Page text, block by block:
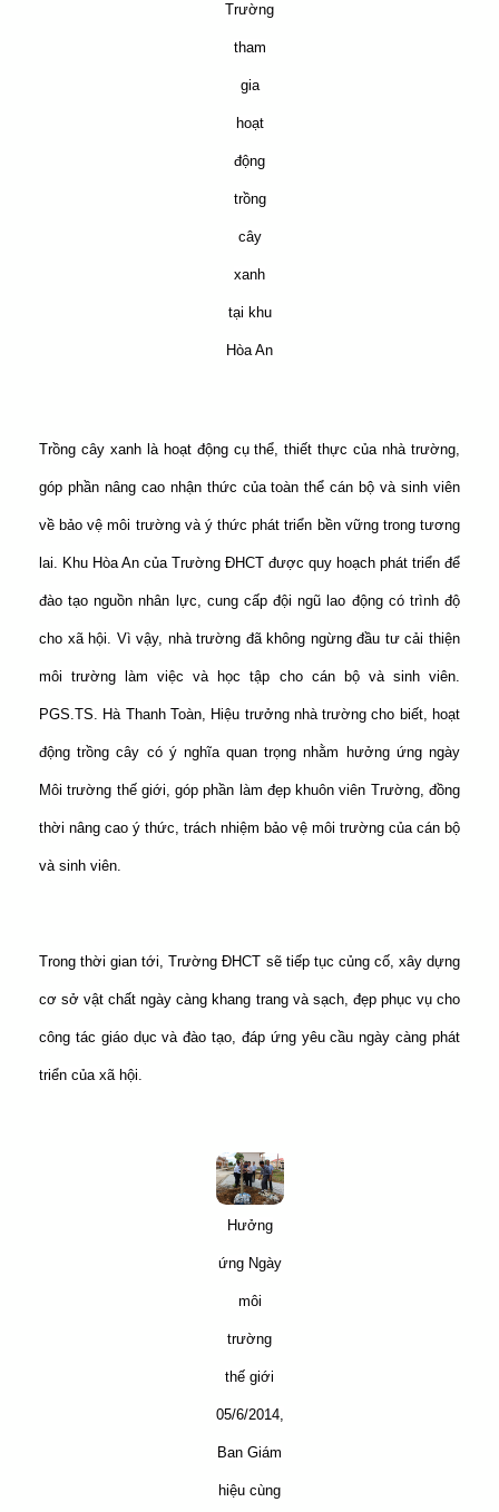
Trường
tham
gia
hoạt
động
trồng
cây
xanh
tại khu
Hòa An
Trồng cây xanh là hoạt động cụ thể, thiết thực của nhà trường,
góp phần nâng cao nhận thức của toàn thể cán bộ và sinh viên
về bảo vệ môi trường và ý thức phát triển bền vững trong tương
lai. Khu Hòa An của Trường ĐHCT được quy hoạch phát triển để
đào tạo nguồn nhân lực, cung cấp đội ngũ lao động có trình độ
cho xã hội. Vì vậy, nhà trường đã không ngừng đầu tư cải thiện
môi trường làm việc và học tập cho cán bộ và sinh viên.
PGS.TS. Hà Thanh Toàn, Hiệu trưởng nhà trường cho biết, hoạt
động trồng cây có ý nghĩa quan trọng nhằm hưởng ứng ngày
Môi trường thế giới, góp phần làm đẹp khuôn viên Trường, đồng
thời nâng cao ý thức, trách nhiệm bảo vệ môi trường của cán bộ
và sinh viên.
Trong thời gian tới, Trường ĐHCT sẽ tiếp tục củng cố, xây dựng
cơ sở vật chất ngày càng khang trang và sạch, đẹp phục vụ cho
công tác giáo dục và đào tạo, đáp ứng yêu cầu ngày càng phát
triển của xã hội.
Hưởng
ứng Ngày
môi
trường
thế giới
05/6/2014,
Ban Giám
hiệu cùng